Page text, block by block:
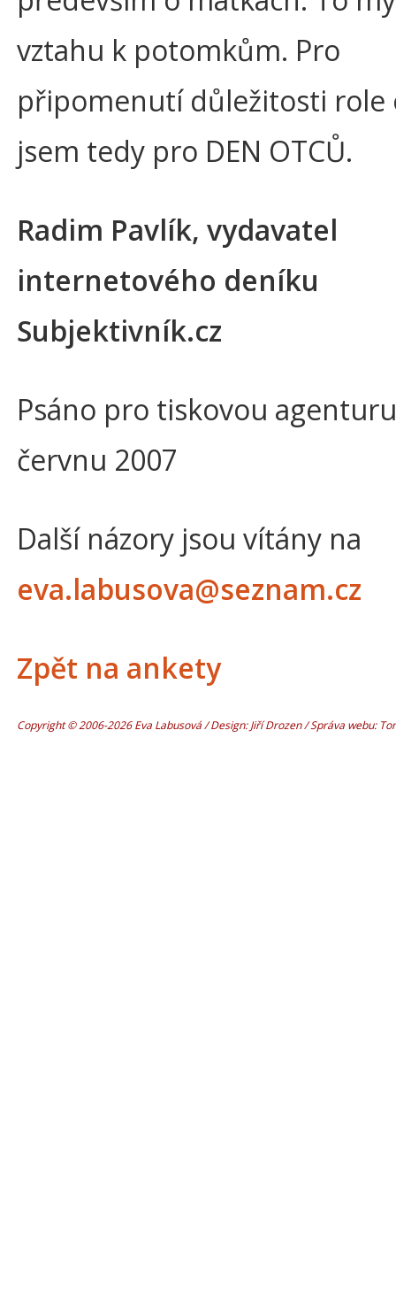
vztahu k potomkům. Pro
připomenutí důležitosti role
jsem tedy pro DEN OTCŮ.
Radim Pavlík, vydavatel
internetového deníku
Subjektivník.cz
Psáno pro tiskovou
červnu 2007
Další názory jsou vítány na
eva.labusova@seznam.cz
Zpět na ankety
Copyright © 2006-2026 Eva Labusová / Design: Jiří Drozen / Správa webu: